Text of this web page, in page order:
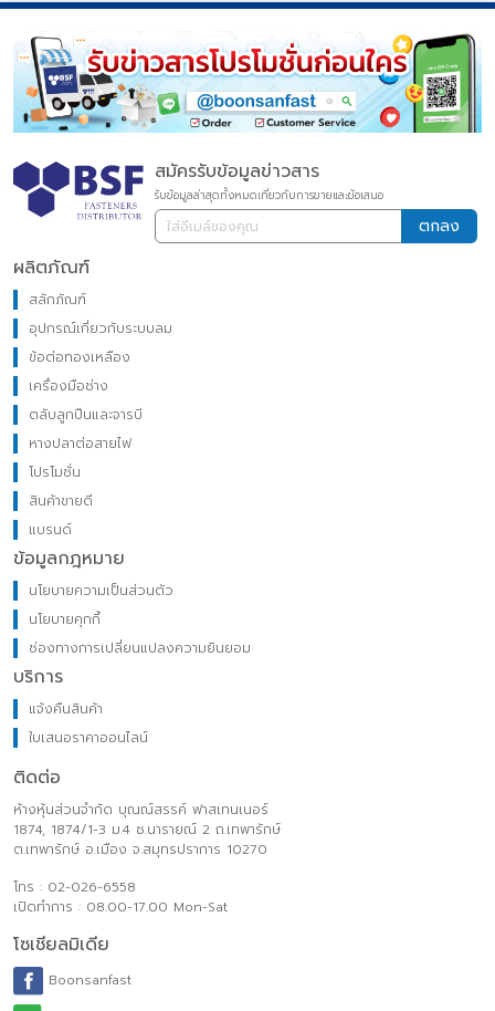
สมัครรับข้อมูลข่าวสาร
รับข้อมูลล่าสุดทั้งหมดเกี่ยวกับการขายและข้อเสนอ
ตกลง
ผลิตภัณฑ์
สลักภัณฑ์
อุปกรณ์เกี่ยวกับระบบลม
ข้อต่อทองเหลือง
เครื่องมือช่าง
ตลับลูกปืนและจารบี
หางปลาต่อสายไฟ
โปรโมชั่น
สินค้าขายดี
แบรนด์
ข้อมูลกฎหมาย
นโยบายความเป็นส่วนตัว
นโยบายคุกกี้
ช่องทางการเปลี่ยนแปลงความยินยอม
บริการ
แจ้งคืนสินค้า
ใบเสนอราคาออนไลน์
ติดต่อ
ห้างหุ้นส่วนจำกัด บุณณ์สรรค์ ฟาสเทนเนอร์
1874, 1874/1-3 ม.4 ซ.นารายณ์ 2 ถ.เทพารักษ์
ต.เทพารักษ์ อ.เมือง จ.สมุทรปราการ 10270
โทร : 02-026-6558
เปิดทำการ : 08.00-17.00 Mon-Sat
โซเชียลมิเดีย
Boonsanfast